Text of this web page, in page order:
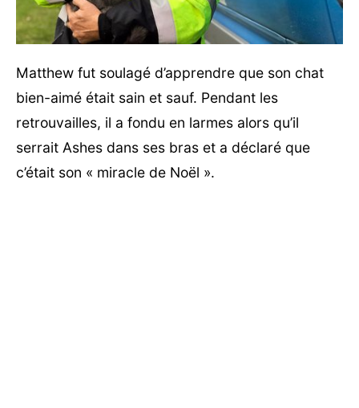
Matthew fut soulagé d’apprendre que son chat
bien-aimé était sain et sauf. Pendant les
retrouvailles, il a fondu en larmes alors qu’il
serrait Ashes dans ses bras et a déclaré que
c’était son « miracle de Noël ».